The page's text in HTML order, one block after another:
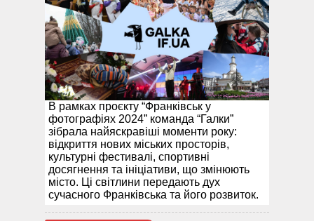
В рамках проєкту “Франківськ у
фотографіях 2024” команда “Галки”
зібрала найяскравіші моменти року:
відкриття нових міських просторів,
культурні фестивалі, спортивні
досягнення та ініціативи, що змінюють
місто. Ці світлини передають дух
сучасного Франківська та його розвиток.